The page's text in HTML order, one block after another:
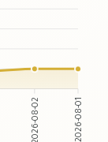
2026-08-02 2026-08-01